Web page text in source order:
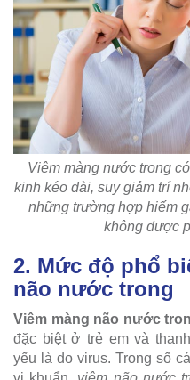
Viêm màng nước trong
kinh kéo dài, suy giảm trí
những trường hợp hiếm
không được
2. Mức độ phổ
não nước trong
Viêm màng não nước
đặc biệt ở trẻ em và
yếu là do virus. Trong số